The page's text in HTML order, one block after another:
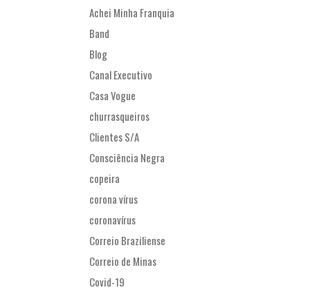
Achei Minha Franquia
Band
Blog
Canal Executivo
Casa Vogue
churrasqueiros
Clientes S/A
Consciência Negra
copeira
corona vírus
coronavírus
Correio Braziliense
Correio de Minas
Covid-19